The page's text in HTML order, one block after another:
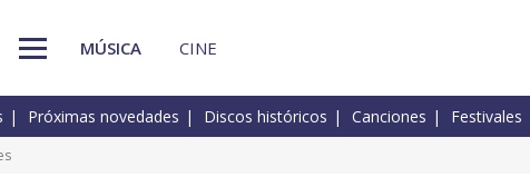
MÚSICA CINE
Próximas novedades Discos históricos Canciones Festivales